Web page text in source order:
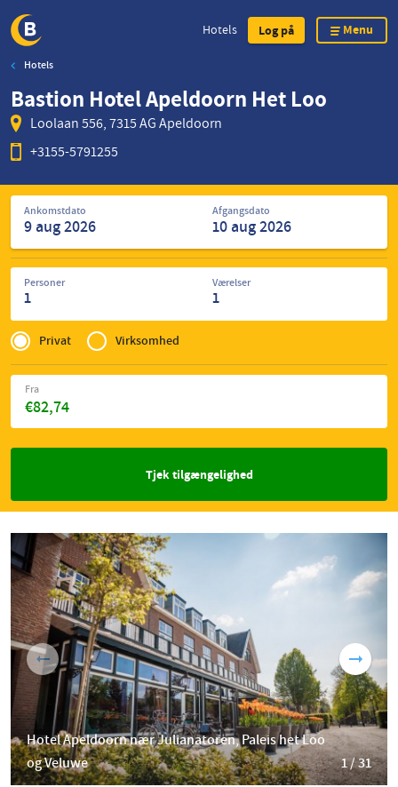
Skip
main
content
Hotels Log på Menu
Hotels
Bastion Hotel Apeldoorn Het Loo
Loolaan 556, 7315 AG Apeldoorn
+3155-5791255
Søg
efter
hoteller
Ankomstdato Afgangsdato
Personer
1
Værelser
1
Privé
of
Zakelijk
Privat Virksomhed
€82,74
Fra
Tjek tilgængelighed
Hotel Apeldoorn nær Julianatoren, Paleis het Loo
og Veluwe
1 / 31